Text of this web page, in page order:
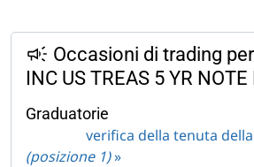
Occasioni di trading
INC US TREAS 5 YR NOTE
Graduatorie
verifica della tenuta
(posizione 1)»